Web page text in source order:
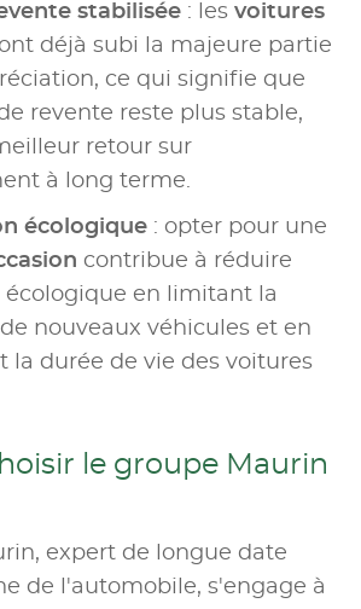
stabilisée : les voitures
ont déjà subi la majeure partie
ce qui signifie que
revente reste plus stable,
retour sur
à long terme.
écologique : opter pour une
contribue à réduire
écologique en limitant la
nouveaux véhicules et en
la durée de vie des voitures
le groupe Maurin
expert de longue date
de l'automobile, s'engage à